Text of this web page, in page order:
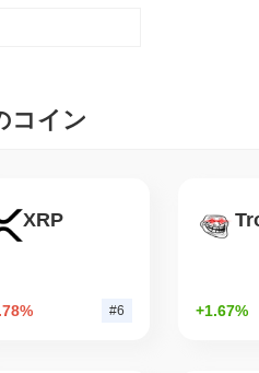
04 2026 (1 day ago)
04 2026
チェーン取引が記録的シェアを
コイン
XRP
#6 +1.67%